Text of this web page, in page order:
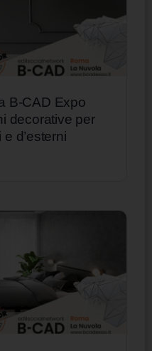
B-CAD Expo
decorative per
e d’esterni